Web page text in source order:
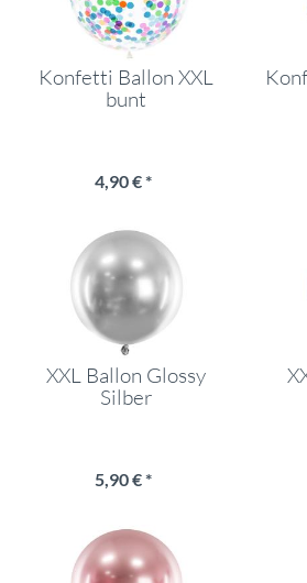
Konfetti Ballon XXL
bunt
4,90 € *
XXL Ballon Glossy
Silber
5,90 € *